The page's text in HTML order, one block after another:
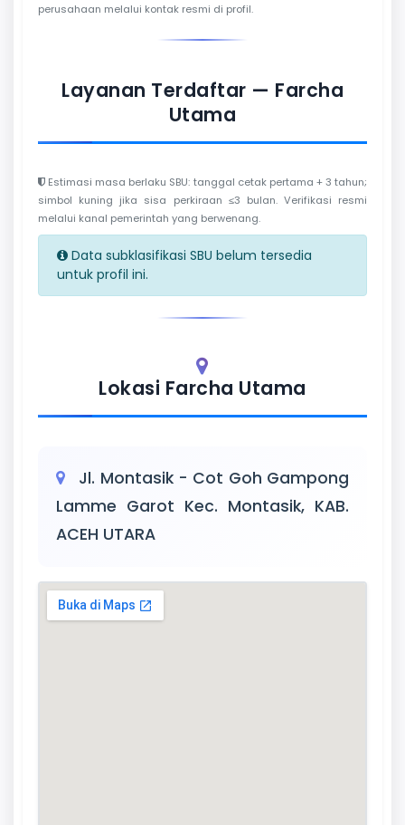
perusahaan melalui kontak resmi di profil.
Layanan Terdaftar — Farcha
Utama
Estimasi masa berlaku SBU: tanggal cetak pertama + 3 tahun;
simbol kuning jika sisa perkiraan ≤3 bulan. Verifikasi resmi
melalui kanal pemerintah yang berwenang.
Data subklasifikasi SBU belum tersedia
untuk profil ini.
Lokasi Farcha Utama
Jl. Montasik - Cot Goh Gampong
Lamme Garot Kec. Montasik, KAB.
ACEH UTARA